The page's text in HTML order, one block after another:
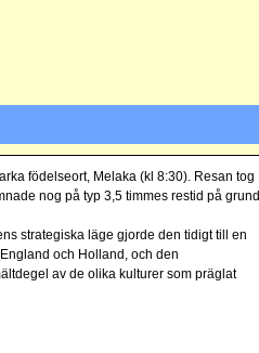
födelseort, Melaka (kl 8:30). Resan tog
nog på typ 3,5 timmes restid på grund
strategiska läge gjorde den tidigt till en
och Holland, och den
av de olika kulturer som präglat